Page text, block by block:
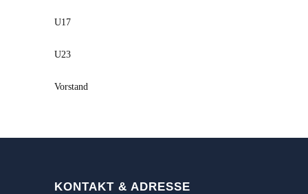
U17
U23
Vorstand
KONTAKT & ADRESSE